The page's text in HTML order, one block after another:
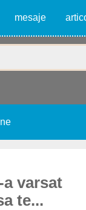
mesaje
varsat
te...